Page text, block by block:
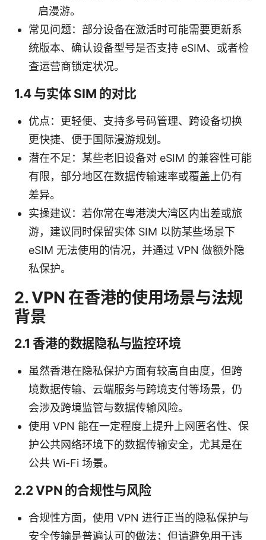
启漫游。
常见问题：部分设备在激活时可能需要更新系
统版本、确认设备型号是否支持 eSIM、或者检
查运营商锁定状况。
1.4 与实体 SIM 的对比
优点：更轻便、支持多号码管理、跨设备切换
更快捷、便于国际漫游规划。
潜在不足：某些老旧设备对 eSIM 的兼容性可能
有限，部分地区在数据传输速率或覆盖上仍有
差异。
实操建议：若你常在粤港澳大湾区内出差或旅
游，建议同时保留实体 SIM 以防某些场景下
eSIM 无法使用的情况，并通过 VPN 做额外隐
私保护。
2. VPN 在香港的使用场景与法规
背景
2.1 香港的数据隐私与监控环境
虽然香港在隐私保护方面有较高自由度，但跨
境数据传输、云端服务与跨境支付等场景，仍
会涉及跨境监管与数据传输风险。
使用 VPN 能在一定程度上提升上网匿名性、保
护公共网络环境下的数据传输安全，尤其是在
公共 Wi-Fi 场景。
2.2 VPN 的合规性与风险
合规性方面，使用 VPN 进行正当的隐私保护与
安全传输是普遍认可的做法；但请避免用于违